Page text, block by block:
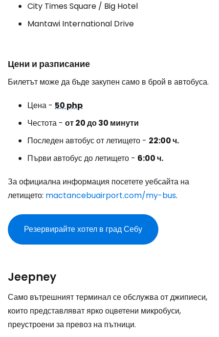
City Times Square / Big Hotel
Mantawi International Drive
Цени и разписание
Билетът може да бъде закупен само в брой в автобуса.
Цена - 50 php
Честота - от 20 до 30 минути
Последен автобус от летището - 22:00 ч.
Първи автобус до летището - 6:00 ч.
За официална информация посетете уебсайта на
летището: mactancebuairport.com/my-bus.
Резервирайте хотел в град Себу
Jeepney
Само вътрешният терминал се обслужва от джипиеси,
които представляват ярко оцветени микробуси,
преустроени за превоз на пътници.